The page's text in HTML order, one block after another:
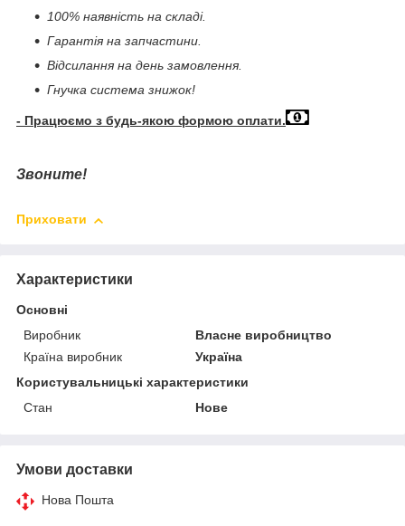
100% наявність на складі.
Гарантія на запчастини.
Відсилання на день замовлення.
Гнучка система знижок!
- Працюємо з будь-якою формою оплати.
Звоните!
Приховати
Характеристики
Основні
Виробник
Власне виробництво
Країна виробник
Україна
Користувальницькі характеристики
Стан
Нове
Умови доставки
Нова Пошта